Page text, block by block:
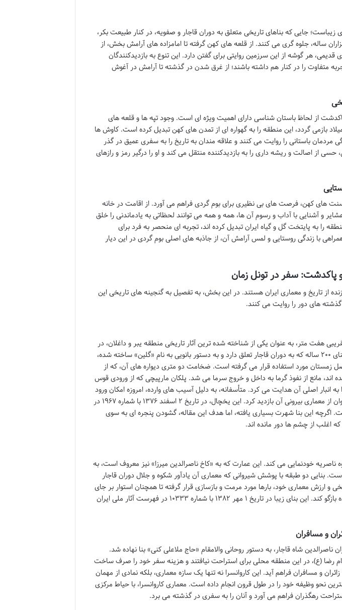
جایی که بناهای تاریخی متعلق به دوران قاجار و صفویه، در کنار طبیعت بکر،
ساله، جلوه گری می کنند. از قلعه های کهن گرفته تا امامزاده های آرامش بخش، از
هر گوشه از این سرزمین روایتی برای گفتن دارد. این تنوع به بازدیدکنندگان
متفاوت را در کنار هم داشته باشند؛ از غرق شدن در گذشته تا آرامش در آغوش
از لحاظ باستان شناسی دارای اهمیت ویژه ای است. وجود تپه ها و قلعه های
بازمی گردد، این منطقه را به گهواره ای از تمدن های کهن تبدیل کرده است. کاوش ها
مردمان باستانی را روایت می کنند و علاقه مندان به تاریخ را به سفری عمیق در گذر
از اصالت و ریشه داری را به بازدیدکننده منتقل می کند و او را درگیر رمز و رازهای
های کهن، فرصت های بی نظیری برای بوم گردی فراهم می آورد. از اقامت در خانه
و آشنایی با آداب و رسوم آن ها، همه و همه می توانند لحظاتی به یادماندنی را خلق
را به پایتخت گل و گیاه ایران تبدیل کرده اند، تجربه ای منحصر به فرد برای
با زندگی روستایی و لمس آرامش آن، از جاذبه های اصلی بوم گردی در این دیار
و پاکدشت: سفر در تونل زمان
از تاریخ و معماری ایران هستند. در این بخش، به تفصیل به گنجینه های تاریخی این
های دور را روایت می کنند.
هفت متر، به عنوان یکی از شناخته شده ترین آثار تاریخی منطقه یبر و داغلان، در
جاده تهران-مشهد قرار گرفته است. این بنای ۲۰۰ ساله که به دوران قاجار تعلق دارد و به دستور بانویی به نام «گلین» ساخته شده،
زمستان مورد استفاده قرار می گرفته است. ضخامت دو متری دیواره های آن، که از
اند، مانع از نفوذ گرما به داخل و خروج سرما می شد. پلکان مارپیچی که از ورودی قوس
به انبار اصلی آن هدایت می کرد. متأسفانه، به دلیل آسیب های وارده، امروزه امکان ورود
به داخل یخچال میسر نیست و تنها می توان از معماری بیرونی آن بازدید کرد. این یخچال، در تاریخ ۲ اسفند ۱۳۷۶ با شماره ۱۹۶۷ در
اگرچه این بنا شهرت بسیاری یافته، اما هدف این مقاله، گشودن پنجره ای به سوی
اغلب از چشم ها دور مانده اند.
ناصریه خودنمایی می کند. این عمارت که به «کاخ ناصرالدین میرزا» نیز معروف است، به
بنایی دو طبقه با پوشش شیروانی که معماری آن یادآور شکوه و جلال دوران قاجار
ارزش معماری خود، بارها مورد مرمت و بازسازی قرار گرفته تا همچنان استوار بر جای
بماند و داستان خود را برای نسل های آینده بازگو کند. این بنای زیبا در تاریخ ۱ مهر ۱۳۸۲ با شماره ۱۰۳۳۳ در فهرست آثار ملی ایران
و مسافران
ناصرالدین شاه قاجار، به دستور روحانی والامقام «حاج ملاعلی کنی» بنا نهاده شد.
رضا (ع)، در این منطقه محلی برای استراحت نیافتند و هزینه سفر خود را صرف ساخت
و مسافران فراهم آید. این کاروانسرا نه تنها یک سازه معماری، بلکه نمادی از مهمان
نحو وظیفه خود را در طول قرون انجام داده است. معماری کاروانسرا، با حیاط مرکزی
رهگذران فراهم می آورد و آنان را به سفری در گذشته می برد.